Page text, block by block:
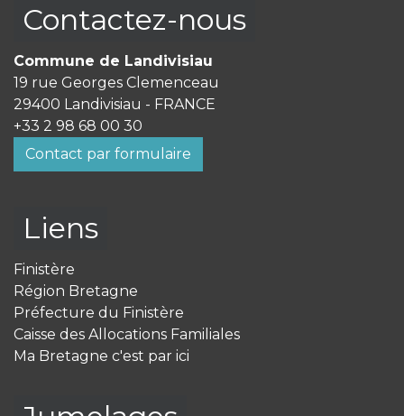
Contactez-nous
Commune de Landivisiau
19 rue Georges Clemenceau
29400 Landivisiau - FRANCE
+33 2 98 68 00 30
Contact par formulaire
Liens
Finistère
Région Bretagne
Préfecture du Finistère
Caisse des Allocations Familiales
Ma Bretagne c'est par ici